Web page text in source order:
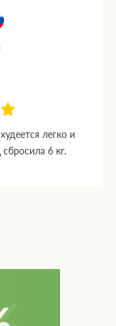
легко и
6 кг.